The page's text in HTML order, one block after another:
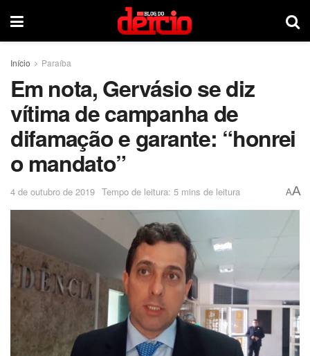
Início Paraíba
Em nota, Gervásio se diz
vítima de campanha de
difamação e garante: “honrei
o mandato”
4 de outubro de 2019 Tempo de leitura: 5 mins de leitura AA